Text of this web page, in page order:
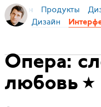
Бирман Продукты
Дизайн
Опера:
любовь